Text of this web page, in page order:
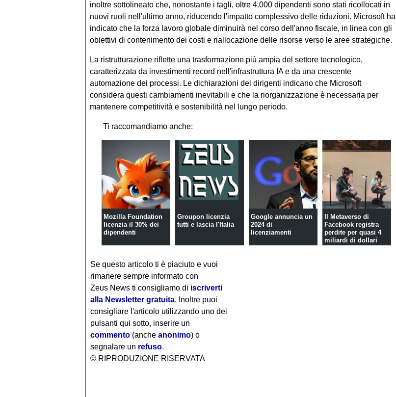
inoltre sottolineato che, nonostante i tagli, oltre 4.000 dipendenti sono stati ricollocati in
nuovi ruoli nell'ultimo anno, riducendo l'impatto complessivo delle riduzioni. Microsoft ha
indicato che la forza lavoro globale diminuirà nel corso dell'anno fiscale, in linea con gli
obiettivi di contenimento dei costi e riallocazione delle risorse verso le aree strategiche.
La ristrutturazione riflette una trasformazione più ampia del settore tecnologico,
caratterizzata da investimenti record nell'infrastruttura IA e da una crescente
automazione dei processi. Le dichiarazioni dei dirigenti indicano che Microsoft
considera questi cambiamenti inevitabili e che la riorganizzazione è necessaria per
mantenere competitività e sostenibilità nel lungo periodo.
Ti raccomandiamo anche:
Mozilla Foundation
licenzia il 30% dei
dipendenti
Groupon licenzia
tutti e lascia l'Italia
Google annuncia un
2024 di
licenziamenti
Il Metaverso di
Facebook registra
perdite per quasi 4
miliardi di dollari
Se questo articolo ti è piaciuto e vuoi
rimanere sempre informato con
Zeus News ti consigliamo di iscriverti
alla Newsletter gratuita. Inoltre puoi
consigliare l'articolo utilizzando uno dei
pulsanti qui sotto, inserire un
commento(anche anonimo) o
segnalare un refuso.
© RIPRODUZIONE RISERVATA